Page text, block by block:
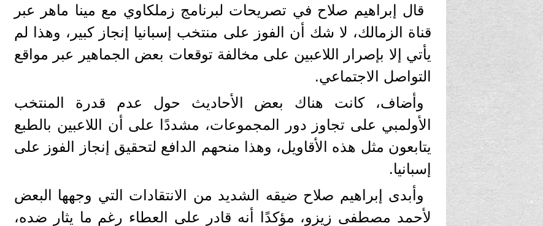
قال إبراهيم صلاح في تصريحات لبرنامج زملكاوي مع مينا ماهر عبر
قناة الزمالك، لا شك أن الفوز على منتخب إسبانيا إنجاز كبير، وهذا لم
يأتي إلا بإصرار اللاعبين على مخالفة توقعات بعض الجماهير عبر مواقع
التواصل الاجتماعي.
وأضاف، كانت هناك بعض الأحاديث حول عدم قدرة المنتخب
الأولمبي على تجاوز دور المجموعات، مشددًا على أن اللاعبين بالطبع
يتابعون مثل هذه الأقاويل، وهذا منحهم الدافع لتحقيق إنجاز الفوز على
إسبانيا.
وأبدى إبراهيم صلاح ضيقه الشديد من الانتقادات التي وجهها البعض
لأحمد مصطفى زيزو، مؤكدًا أنه قادر على العطاء رغم ما يثار ضده،